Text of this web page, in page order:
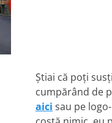
Știai că poți
cumpărând de
aici sau pe